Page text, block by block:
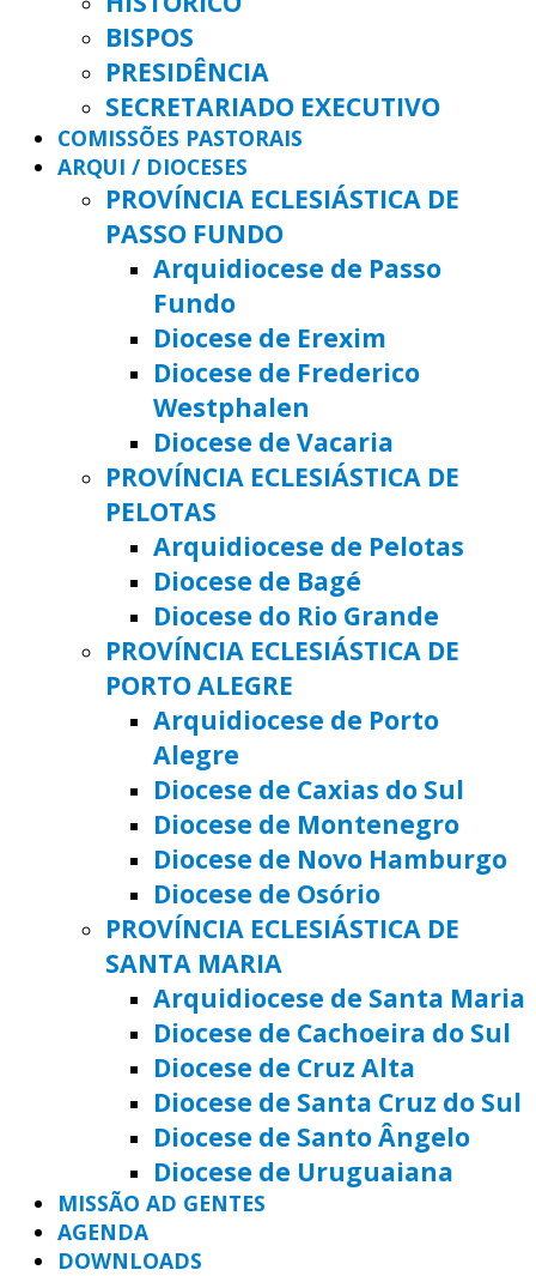
BISPOS
PRESIDÊNCIA
SECRETARIADO EXECUTIVO
COMISSÕES PASTORAIS
ARQUI / DIOCESES
PROVÍNCIA ECLESIÁSTICA DE
PASSO FUNDO
Arquidiocese de Passo
Fundo
Diocese de Erexim
Diocese de Frederico
Westphalen
Diocese de Vacaria
PROVÍNCIA ECLESIÁSTICA DE
PELOTAS
Arquidiocese de Pelotas
Diocese de Bagé
Diocese do Rio Grande
PROVÍNCIA ECLESIÁSTICA DE
PORTO ALEGRE
Arquidiocese de Porto
Alegre
Diocese de Caxias do Sul
Diocese de Montenegro
Diocese de Novo Hamburgo
Diocese de Osório
PROVÍNCIA ECLESIÁSTICA DE
SANTA MARIA
Arquidiocese de Santa Maria
Diocese de Cachoeira do Sul
Diocese de Cruz Alta
Diocese de Santa Cruz do Sul
Diocese de Santo Ângelo
Diocese de Uruguaiana
MISSÃO AD GENTES
AGENDA
DOWNLOADS